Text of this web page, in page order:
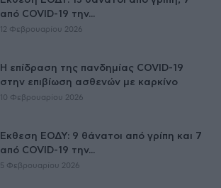
από COVID-19 την...
12 Φεβρουαρίου 2026
Η επίδραση της πανδημίας COVID-19
στην επιβίωση ασθενών με καρκίνο
10 Φεβρουαρίου 2026
Έκθεση ΕΟΔΥ: 9 θάνατοι από γρίπη και 7
από COVID-19 την...
5 Φεβρουαρίου 2026